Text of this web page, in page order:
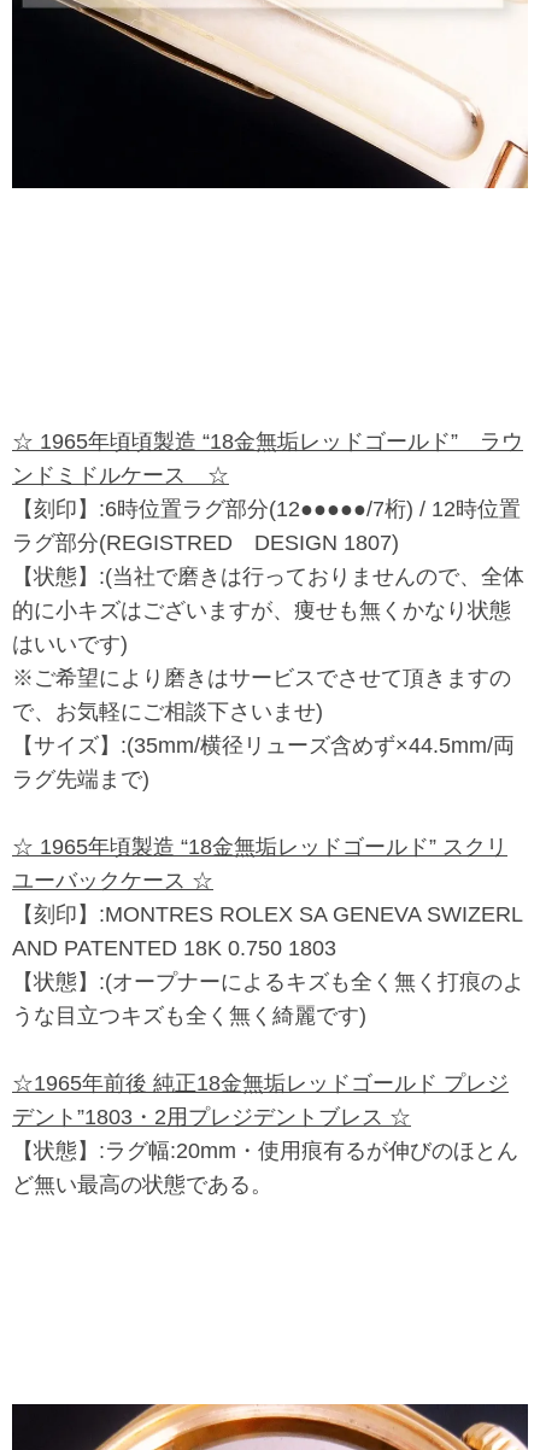
☆ 1965年頃頃製造 “18金無垢レッドゴールド” ラウ
ンドミドルケース ☆
【刻印】:6時位置ラグ部分(12●●●●●/7桁) / 12時位置
ラグ部分(REGISTRED DESIGN 1807)
【状態】:(当社で磨きは行っておりませんので、全体
的に小キズはございますが、痩せも無くかなり状態
はいいです)
※ご希望により磨きはサービスでさせて頂きますの
で、お気軽にご相談下さいませ)
【サイズ】:(35mm/横径リューズ含めず×44.5mm/両
ラグ先端まで)
☆ 1965年頃製造 “18金無垢レッドゴールド” スクリ
ユーバックケース ☆
【刻印】:MONTRES ROLEX SA GENEVA SWIZERL
AND PATENTED 18K 0.750 1803
【状態】:(オープナーによるキズも全く無く打痕のよ
うな目立つキズも全く無く綺麗です)
☆1965年前後 純正18金無垢レッドゴールド プレジ
デント”1803・2用プレジデントブレス ☆
【状態】:ラグ幅:20mm・使用痕有るが伸びのほとん
ど無い最高の状態である。